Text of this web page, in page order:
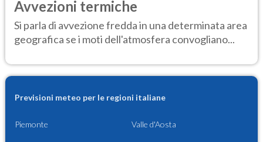
Avvezioni termiche
Si parla di avvezione fredda in una determinata area
geografica se i moti dell'atmosfera convogliano...
Previsioni meteo per le regioni italiane
Piemonte Valle d'Aosta